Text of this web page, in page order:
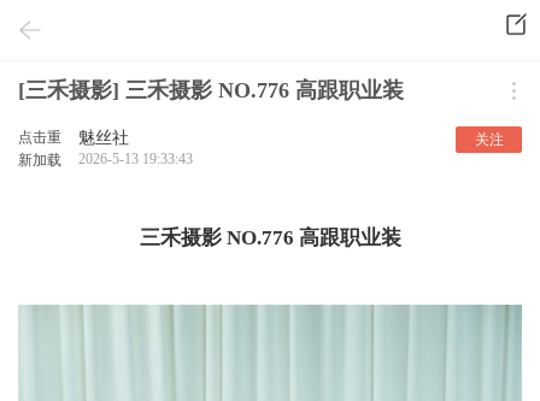
[三禾摄影] 三禾摄影 NO.776 高跟职业装
点击重
新加载
魅丝社
2026-5-13 19:33:43
关注
三禾摄影 NO.776 高跟职业装